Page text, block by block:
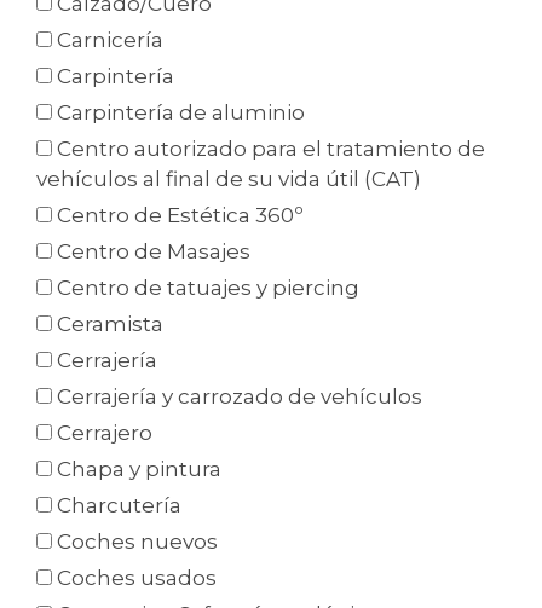
Carnicería
Carpintería
Carpintería de aluminio
Centro autorizado para el tratamiento de
vehículos al final de su vida útil (CAT)
Centro de Estética 360º
Centro de Masajes
Centro de tatuajes y piercing
Ceramista
Cerrajería
Cerrajería y carrozado de vehículos
Cerrajero
Chapa y pintura
Charcutería
Coches nuevos
Coches usados